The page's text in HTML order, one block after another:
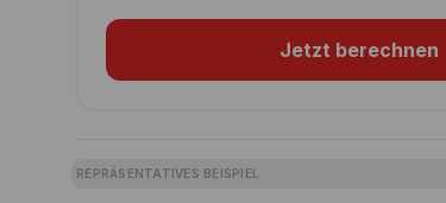
Jetzt berechnen
REPRÄSENTATIVES BEISPIEL